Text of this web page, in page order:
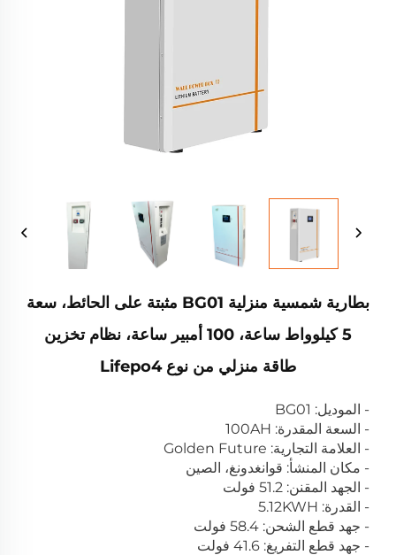
بطارية شمسية منزلية BG01 مثبتة على الحائط، سعة
5 كيلوواط ساعة، 100 أمبير ساعة، نظام تخزين
طاقة منزلي من نوع Lifepo4
- الموديل: BG01
- السعة المقدرة: 100AH
- العلامة التجارية: Golden Future
- مكان المنشأ: قوانغدونغ، الصين
- الجهد المقنن: 51.2 فولت
- القدرة: 5.12KWH
- جهد قطع الشحن: 58.4 فولت
- جهد قطع التفريغ: 41.6 فولت